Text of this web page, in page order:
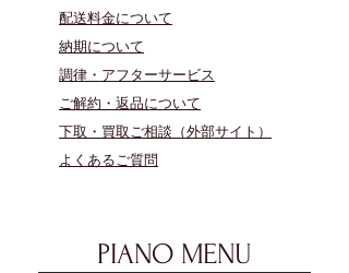
配送料金について
​納期について
調律・アフターサービス
ご解約・返品について
下取・買取ご相談（外部サイト）
よくあるご質問
PIANO MENU